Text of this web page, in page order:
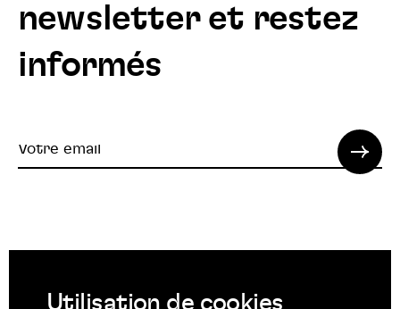
newsletter et restez
informés
Votre
Utilisation de cookies